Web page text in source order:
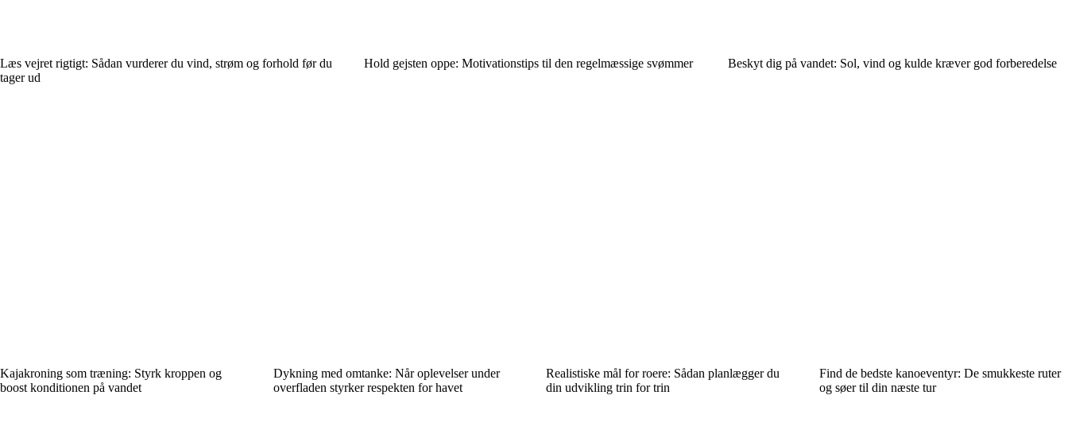
Læs vejret rigtigt: Sådan vurderer du vind, strøm og forhold før du
tager ud
Hold gejsten oppe: Motivationstips til den regelmæssige svømmer Beskyt dig på vandet: Sol, vind og kulde kræver god forberedelse
Kajakroning som træning: Styrk kroppen og
boost konditionen på vandet
Dykning med omtanke: Når oplevelser under
overfladen styrker respekten for havet
Realistiske mål for roere: Sådan planlægger du
din udvikling trin for trin
Find de bedste kanoeventyr: De smukkeste ruter
og søer til din næste tur